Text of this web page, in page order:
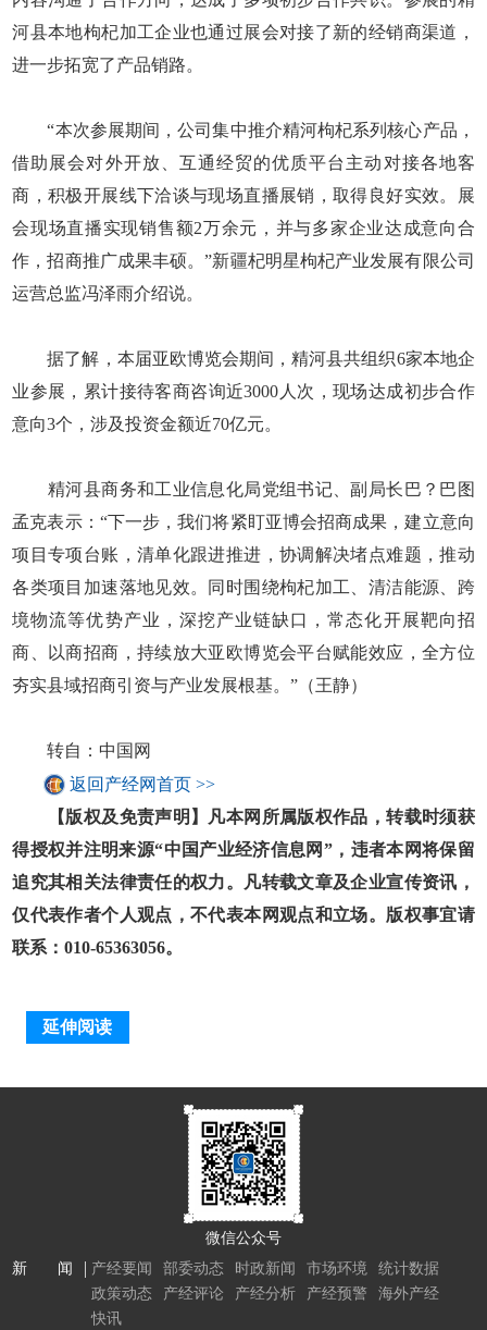
河县本地枸杞加工企业也通过展会对接了新的经销商渠道，
进一步拓宽了产品销路。
“本次参展期间，公司集中推介精河枸杞系列核心产品，
借助展会对外开放、互通经贸的优质平台主动对接各地客
商，积极开展线下洽谈与现场直播展销，取得良好实效。展
会现场直播实现销售额2万余元，并与多家企业达成意向合
作，招商推广成果丰硕。”新疆杞明星枸杞产业发展有限公司
运营总监冯泽雨介绍说。
据了解，本届亚欧博览会期间，精河县共组织6家本地企
业参展，累计接待客商咨询近3000人次，现场达成初步合作
意向3个，涉及投资金额近70亿元。
精河县商务和工业信息化局党组书记、副局长巴？巴图
孟克表示：“下一步，我们将紧盯亚博会招商成果，建立意向
项目专项台账，清单化跟进推进，协调解决堵点难题，推动
各类项目加速落地见效。同时围绕枸杞加工、清洁能源、跨
境物流等优势产业，深挖产业链缺口，常态化开展靶向招
商、以商招商，持续放大亚欧博览会平台赋能效应，全方位
夯实县域招商引资与产业发展根基。”（王静）
转自：中国网
返回产经网首页 >>
【版权及免责声明】凡本网所属版权作品，转载时须获
得授权并注明来源“中国产业经济信息网”，违者本网将保留
追究其相关法律责任的权力。凡转载文章及企业宣传资讯，
仅代表作者个人观点，不代表本网观点和立场。版权事宜请
联系：010-65363056。
延伸阅读
微信公众号
新 闻
产经要闻 部委动态 时政新闻 市场环境
统计数据
政策动态
产经评论 产经分析 产经预警
海外产经
快讯